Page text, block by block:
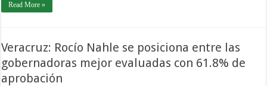
Read More »
Veracruz: Rocío Nahle se posiciona entre las
gobernadoras mejor evaluadas con 61.8% de
aprobación